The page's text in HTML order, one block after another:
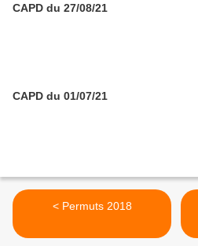
CAPD du 27/08/21
CAPD du 01/07/21
< Permuts 2018